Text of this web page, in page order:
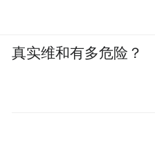
真实维和有多危险？